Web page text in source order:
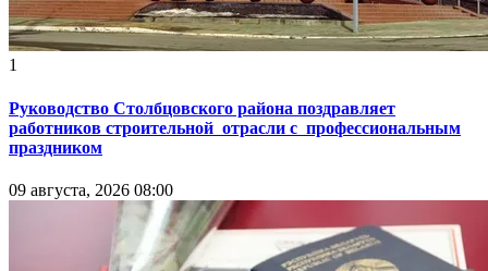
1
Руководство Столбцовского района поздравляет
работников строительной отрасли с профессиональным
праздником
09 августа, 2026 08:00